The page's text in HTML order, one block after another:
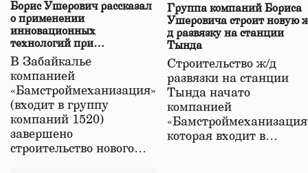
Борис Ушерович рассказал
о применении
инновационных
технологий при
строительстве нового моста
в Забайкалье
В Забайкалье
компанией
«Бамстроймеханизация»
(входит в группу
компаний 1520)
завершено
строительство нового…
Группа компаний Бориса
Ушеровича строит новую
д развязку на станции
Тында
Строительство ж/д
развязки на станции
Тында начато
компанией
которая входит в…